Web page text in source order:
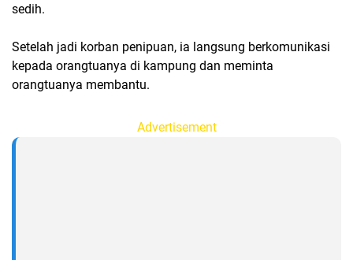
sedih.
Setelah jadi korban penipuan, ia langsung berkomunikasi
kepada orangtuanya di kampung dan meminta
orangtuanya membantu.
Advertisement